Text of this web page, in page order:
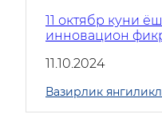
11 октябр куни
инновацион
янгиликларни
технологик
марафонининг
11.10.2024
Вазирлик